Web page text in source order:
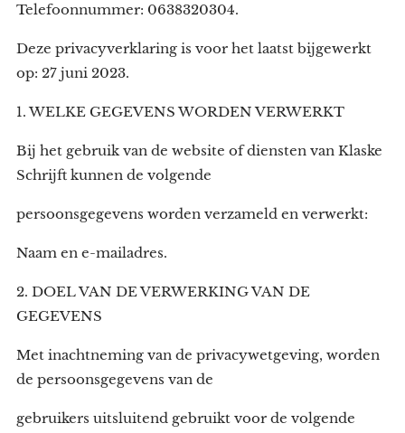
Telefoonnummer: 0638320304.
Deze privacyverklaring is voor het laatst bijgewerkt
op: 27 juni 2023.
1. WELKE GEGEVENS WORDEN VERWERKT
Bij het gebruik van de website of diensten van Klaske
Schrijft kunnen de volgende
persoonsgegevens worden verzameld en verwerkt:
Naam en e-mailadres.
2. DOEL VAN DE VERWERKING VAN DE
GEGEVENS
Met inachtneming van de privacywetgeving, worden
de persoonsgegevens van de
gebruikers uitsluitend gebruikt voor de volgende